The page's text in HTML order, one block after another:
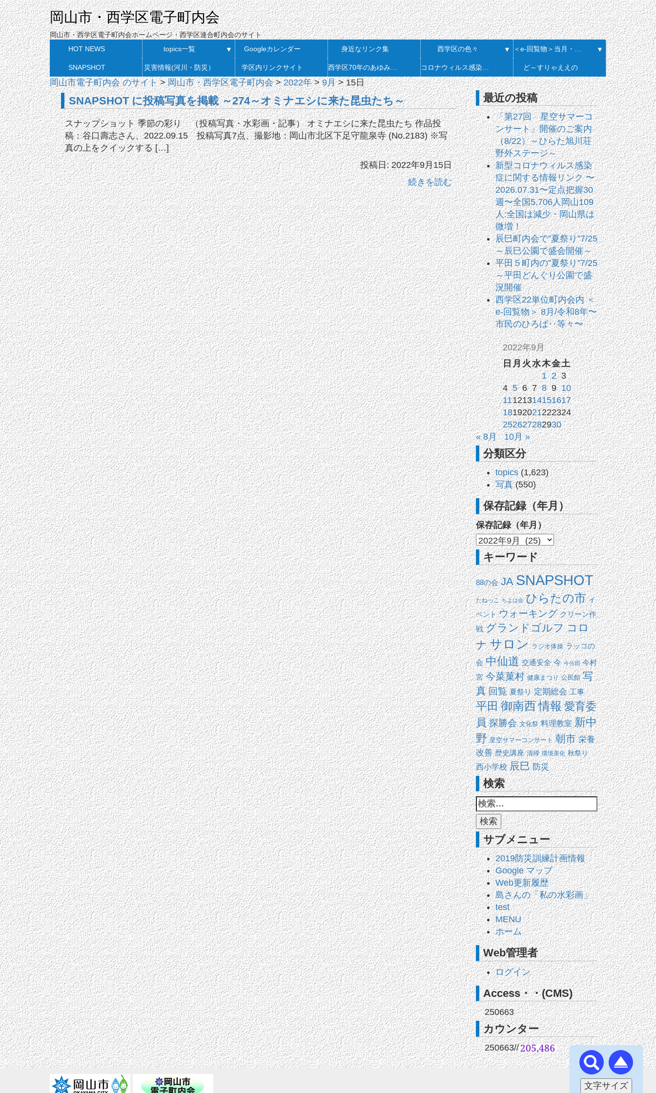
岡山市・西学区電子町内会
岡山市・西学区電子町内会ホームページ・西学区連合町内会のサイト
HOT NEWS
topics一覧 ▼ Googleカレンダー 身近なリンク集 西学区の色々 ▼ ▼
SNAPSHOT 災害情報(河川・防災） 学区内リンクサイト ど～すりゃええの
岡山市電子町内会 のサイト>岡山市・西学区電子町内会>2022年>9月>15日
SNAPSHOT に投稿写真を掲載 ～274～オミナエシに来た昆虫たち～
スナップショット 季節の彩り （投稿写真・水彩画・記事） オミナエシに来た昆虫たち 作品投
稿：谷口壽志さん、2022.09.15 投稿写真7点、撮影地：岡山市北区下足守龍泉寺 (No.2183) ※写
真の上をクイックする […]
投稿日: 2022年9月15日
続きを読む
最近の投稿
「第27回 星空サマーコ
ンサート」開催のご案内
（8/22）～ひらた旭川荘
野外ステージ～
新型コロナウィルス感染
症に関する情報リンク 〜
2026.07.31〜定点把握30
週〜全国5,706人岡山109
人:全国は減少・岡山県は
微増！
辰巳町内会で”夏祭り”7/25
～辰巳公園で盛会開催～
平田５町内の”夏祭り”7/25
～平田どんぐり公園で盛
況開催
西学区22単位町内会内 ＜
e-回覧物＞ 8月/令和8年〜
市民のひろば‥等々〜
2022年9月
日月火水木金土
1 2 3
4 5 6 7 8 9 10
11121314151617
18192021222324
252627282930
« 8月
10月 »
分類区分
topics(1,623)
写真(550)
保存記録（年月）
保存記録（年月）
キーワード
88の会 JA SNAPSHOT
たねっこ ちよは会 ひらたの市 イ
ベント ウォーキング クリーン作
戦 グランドゴルフ コロ
ナ サロン ラジオ体操 ラッコの
会 中仙道 交通安全 今 今分団 今村
宮 今菜菓村 健康まつり 公民館 写
真 回覧 夏祭り 定期総会 工事
平田御南西情報 愛育委
員 探勝会 文化祭 料理教室 新中
野 星空サマーコンサート 朝市 栄養
改善 歴史講座 清掃 環境美化 秋祭り
西小学校 辰巳 防災
検索
サブメニュー
2019防災訓練計画情報
Google マップ
Web更新履歴
島さんの「私の水彩画」
test
MENU
ホーム
Web管理者
ログイン
Access・・(CMS)
250663
カウンター
250663//
文字サイズ